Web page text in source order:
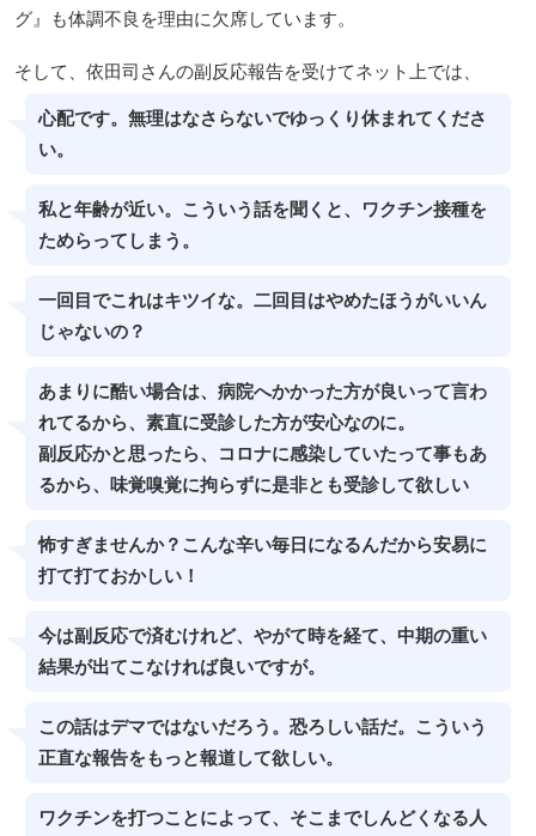
グ』も体調不良を理由に欠席しています。
そして、依田司さんの副反応報告を受けてネット上では、
心配です。無理はなさらないでゆっくり休まれてくださ
い。
私と年齢が近い。こういう話を聞くと、ワクチン接種を
ためらってしまう。
一回目でこれはキツイな。二回目はやめたほうがいいん
じゃないの？
あまりに酷い場合は、病院へかかった方が良いって言わ
れてるから、素直に受診した方が安心なのに。
副反応かと思ったら、コロナに感染していたって事もあ
るから、味覚嗅覚に拘らずに是非とも受診して欲しい
怖すぎませんか？こんな辛い毎日になるんだから安易に
打て打ておかしい！
今は副反応で済むけれど、やがて時を経て、中期の重い
結果が出てこなければ良いですが。
この話はデマではないだろう。恐ろしい話だ。こういう
正直な報告をもっと報道して欲しい。
ワクチンを打つことによって、そこまでしんどくなる人